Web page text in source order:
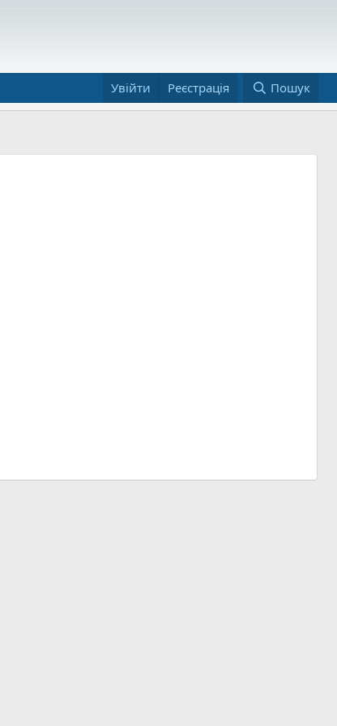
Увійти Реєстрація Пошук